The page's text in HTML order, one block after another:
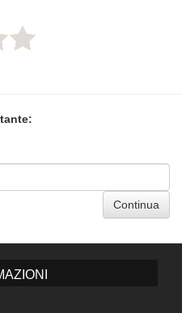
Continua